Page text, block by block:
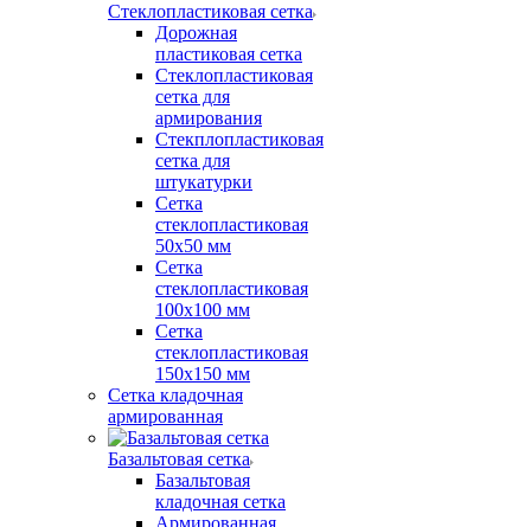
Стеклопластиковая сетка
Дорожная
пластиковая сетка
Стеклопластиковая
сетка для
армирования
Стекплопластиковая
сетка для
штукатурки
Сетка
стеклопластиковая
50x50 мм
Сетка
стеклопластиковая
100x100 мм
Сетка
стеклопластиковая
150x150 мм
Сетка кладочная
армированная
Базальтовая сетка
Базальтовая
кладочная сетка
Армированная